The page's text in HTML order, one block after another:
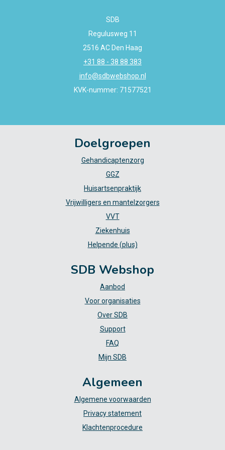
SDB
Regulusweg 11
2516 AC Den Haag
+31 88 - 38 88 383
info@sdbwebshop.nl
KVK-nummer: 71577521
Doelgroepen
Gehandicaptenzorg
GGZ
Huisartsenpraktijk
Vrijwilligers en mantelzorgers
VVT
Ziekenhuis
Helpende (plus)
SDB Webshop
Aanbod
Voor organisaties
Over SDB
Support
FAQ
Mijn SDB
Algemeen
Algemene voorwaarden
Privacy statement
Klachtenprocedure